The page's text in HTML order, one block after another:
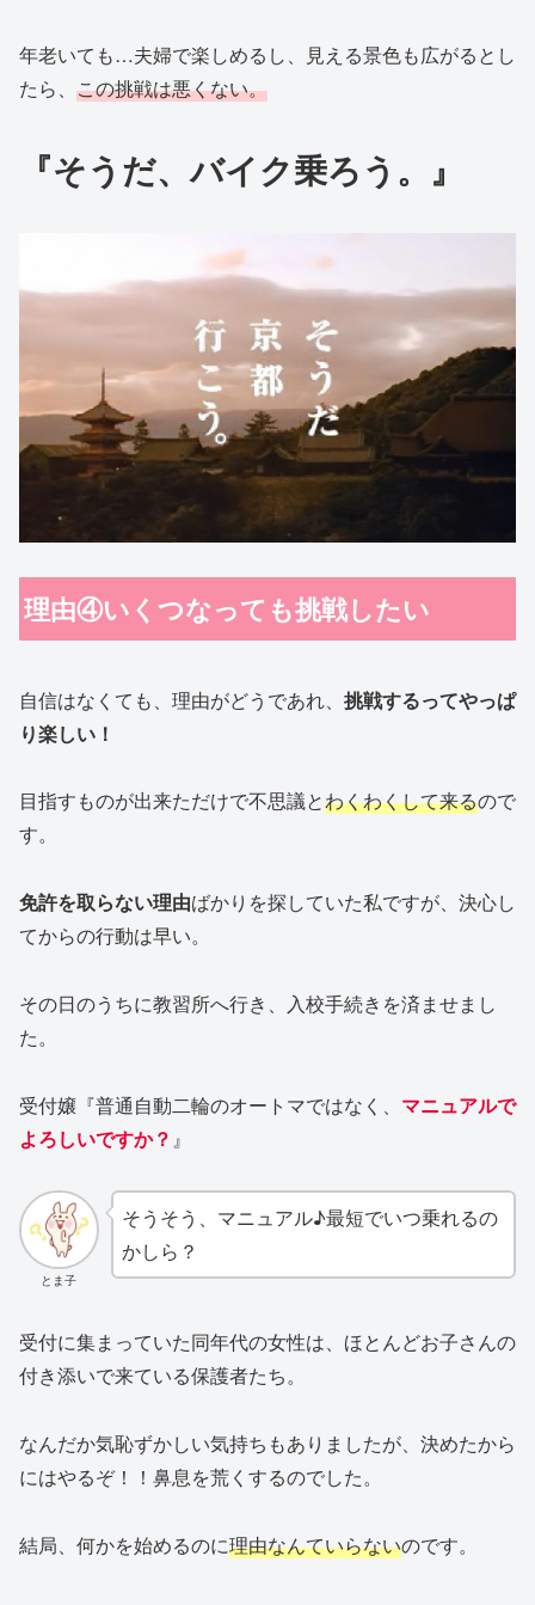
年老いても…夫婦で楽しめるし、見える景色も広がるとし
たら、 この挑戦は悪くない。
『そうだ、バイク乗ろう 。 』
理由④いくつなっても挑戦したい
自信はなくても、理由がどうであれ、 挑戦するってやっぱ
り楽しい！
目指すものが出来ただけで不思議とわくわくして来るので
す。
免許を取らない理由ばかりを探していた私ですが、決心し
てからの行動は早い。
その日のうちに教習所へ行き、入校手続きを済ませまし
た。
受付嬢『普通自動二輪のオートマではなく、 マニュアルで
よろしいですか？ 』
とま子
そうそう、マニュアル♪最短でいつ乗れるの
かしら？
受付に集まっていた同年代の女性は、ほとんどお子さんの
付き添いで来ている保護者たち。
なんだか気恥ずかしい気持ちもありましたが、決めたから
にはやるぞ！！鼻息を荒くするのでした。
結局、何かを始めるのに理由なんていらないのです。